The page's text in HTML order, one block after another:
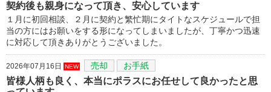
契約後も親身になって頂き、安心しています
１月に初回相談、２月に契約と繁忙期にタイトなスケジュールで担
当の方にはお願いをする形になってしまいましたが、丁寧かつ迅速
に対応して頂きありがとうございました。
2026年07月16日 NEW 売却 お手紙
皆様人柄も良く、本当にポラスにお任せして良かったと思